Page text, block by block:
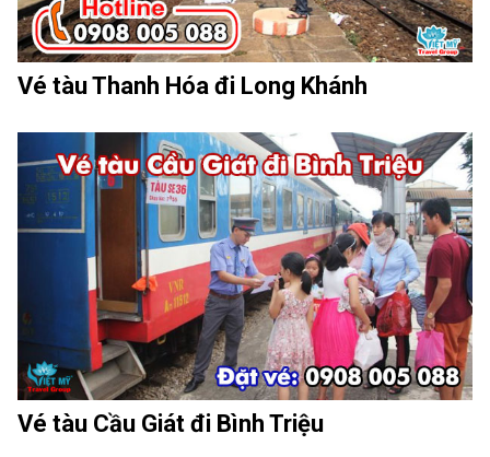
Vé tàu Thanh Hóa đi Long Khánh
Vé tàu Cầu Giát đi Bình Triệu